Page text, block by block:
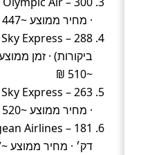
· מחיר ממוצע ~447 ₪
~510 ₪
· מחיר ממוצע ~520 ₪
דק׳ · מחיר ממוצע ~457 ₪